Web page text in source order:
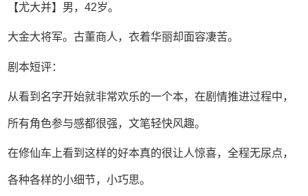
【尤大并】男，42岁。
大金大将军。古董商人，衣着华丽却面容凄苦。
剧本短评：
从看到名字开始就非常欢乐的一个本，在剧情推进过程中，
所有角色参与感都很强，文笔轻快风趣。
在修仙车上看到这样的好本真的很让人惊喜，全程无尿点，
各种各样的小细节，小巧思。